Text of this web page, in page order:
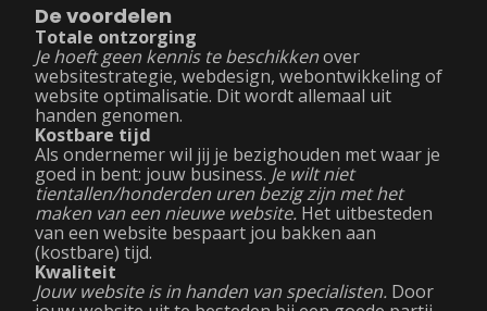
De voordelen
Totale ontzorging
Je hoeft geen kennis te beschikkenover
websitestrategie, webdesign, webontwikkeling of
website optimalisatie. Dit wordt allemaal uit
handen genomen.
Kostbare tijd
Als ondernemer wil jij je bezighouden met waar je
goed in bent: jouw business. Je wilt niet
tientallen/honderden uren bezig zijn met het
maken van een nieuwe website. Het uitbesteden
van een website bespaart jou bakken aan
(kostbare) tijd.
Kwaliteit
Jouw website is in handen van specialisten. Door